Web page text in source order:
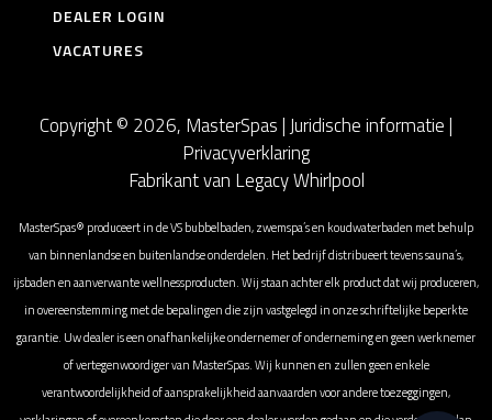
DEALER LOGIN
VACATURES
Copyright © 2026, MasterSpas | Juridische informatie|
Privacyverklaring
Fabrikant van Legacy Whirlpool
MasterSpas® produceert in de VS bubbelbaden, zwemspa’s en koudwaterbaden met behulp
van binnenlandse en buitenlandse onderdelen. Het bedrijf distribueert tevens sauna’s,
ijsbaden en aanverwante wellnessproducten. Wij staan achter elk product dat wij produceren,
in overeenstemming met de bepalingen die zijn vastgelegd in onze schriftelijke beperkte
garantie. Uw dealer is een onafhankelijke ondernemer of onderneming en geen werknemer
of vertegenwoordiger van MasterSpas. Wij kunnen en zullen geen enkele
verantwoordelijkheid of aansprakelijkheid aanvaarden voor andere toezeggingen,